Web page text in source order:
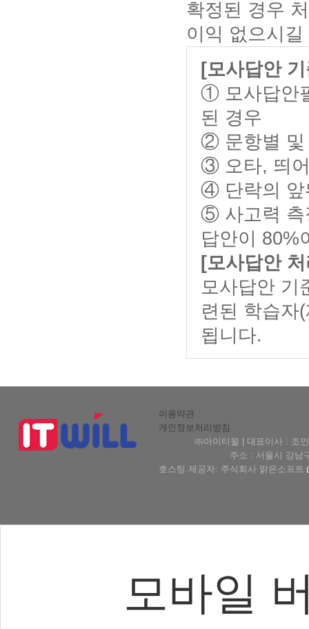
확정된 경우
이익 없으시
[모사답안
① 모사답안
된 경우
② 문항별 및
③ 오타, 띄
④ 단락의 앞
⑤ 사고력 측
답안이 80%
[모사답안
모사답안 기
련된 학습자
됩니다.
이용약관
개인정보처리방침
㈜아이티윌 | 대표이사 : 조
주소 : 서울시 강남
호스팅 제공자: 주식회사 맑은소프트
모바일